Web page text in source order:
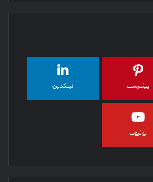
پینترست لینکدین
یوتیوب